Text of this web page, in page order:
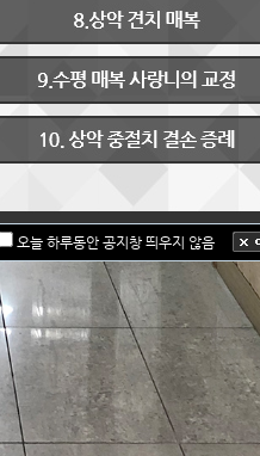
오늘 하루동안 공지창 띄우지 않음